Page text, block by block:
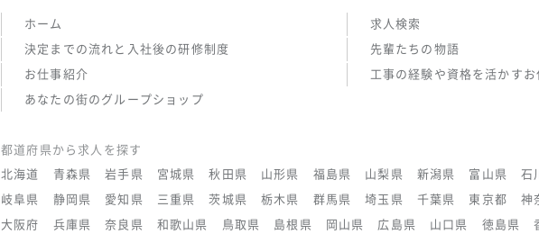
ホーム 求人検索
決定までの流れと入社後の研修制度 先輩たちの物語
お仕事紹介 工事の経験や資格を活かすお
あなたの街のグループショップ
都道府県から求人を探す
北海道 青森県 岩手県 宮城県 秋田県 山形県 福島県 山梨県 新潟県 富山県 石
岐阜県 静岡県 愛知県 三重県 茨城県 栃木県 群馬県 埼玉県 千葉県 東京都 神
大阪府 兵庫県 奈良県 和歌山県 鳥取県 島根県 岡山県 広島県 山口県 徳島県